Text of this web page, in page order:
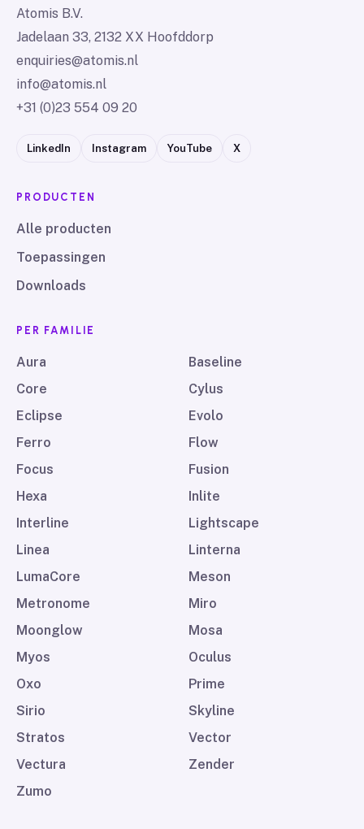
Atomis B.V.
Jadelaan 33, 2132 XX Hoofddorp
enquiries@atomis.nl
info@atomis.nl
+31 (0)23 554 09 20
LinkedIn Instagram YouTube X
PRODUCTEN
Alle producten
Toepassingen
Downloads
PER FAMILIE
Aura
Baseline
Core
Cylus
Eclipse
Evolo
Ferro
Flow
Focus
Fusion
Hexa
Inlite
Interline
Lightscape
Linea
Linterna
LumaCore
Meson
Metronome
Miro
Moonglow
Mosa
Myos
Oculus
Oxo
Prime
Sirio
Skyline
Stratos
Vector
Vectura
Zender
Zumo